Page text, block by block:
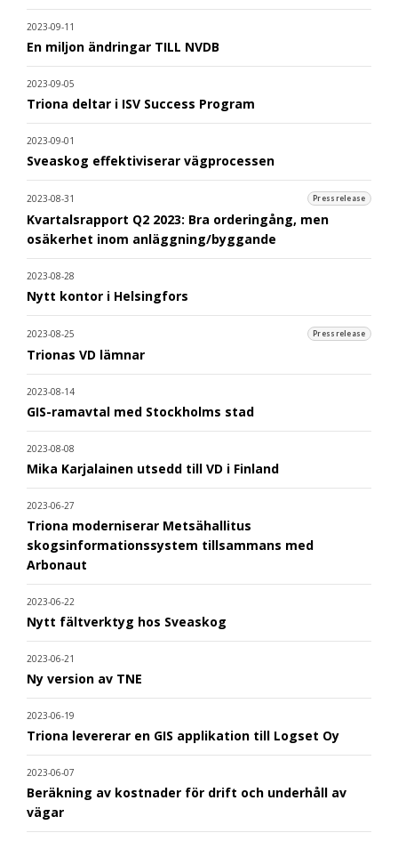
2023-09-11
En miljon ändringar TILL NVDB
2023-09-05
Triona deltar i ISV Success Program
2023-09-01
Sveaskog effektiviserar vägprocessen
2023-08-31 Pressrelease
Kvartalsrapport Q2 2023: Bra orderingång, men
osäkerhet inom anläggning/byggande
2023-08-28
Nytt kontor i Helsingfors
2023-08-25 Pressrelease
Trionas VD lämnar
2023-08-14
GIS-ramavtal med Stockholms stad
2023-08-08
Mika Karjalainen utsedd till VD i Finland
2023-06-27
Triona moderniserar Metsähallitus
skogsinformationssystem tillsammans med
Arbonaut
2023-06-22
Nytt fältverktyg hos Sveaskog
2023-06-21
Ny version av TNE
2023-06-19
Triona levererar en GIS applikation till Logset Oy
2023-06-07
Beräkning av kostnader för drift och underhåll av
vägar